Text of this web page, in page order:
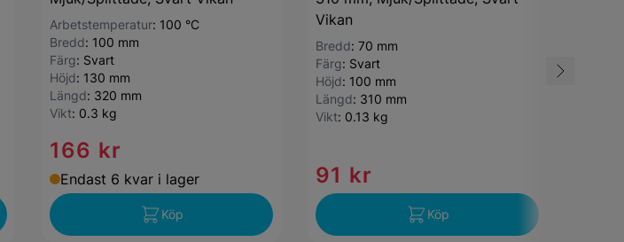
Arbetstemperatur: 100 °C
Bredd: 100 mm
Färg: Svart
Höjd: 130 mm
Längd: 320 mm
Vikt: 0.3 kg
166 kr
Endast 6 kvar i lager
Köp
Vikan
Bredd: 70 mm
Färg: Svart
Höjd: 100 mm
Längd: 310 mm
Vikt: 0.13 kg
91 kr
Köp